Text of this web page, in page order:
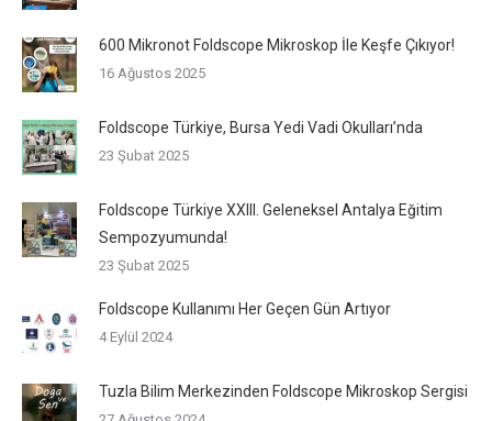
600 Mikronot Foldscope Mikroskop İle Keşfe Çıkıyor!
16 Ağustos 2025
Foldscope Türkiye, Bursa Yedi Vadi Okulları’nda
23 Şubat 2025
Foldscope Türkiye XXIII. Geleneksel Antalya Eğitim
Sempozyumunda!
23 Şubat 2025
Foldscope Kullanımı Her Geçen Gün Artıyor
4 Eylül 2024
Tuzla Bilim Merkezinden Foldscope Mikroskop Sergisi